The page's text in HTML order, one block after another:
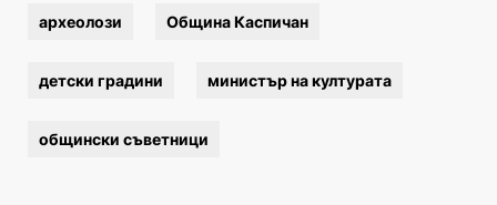
археолози Община Каспичан
детски градини министър на културата
общински съветници